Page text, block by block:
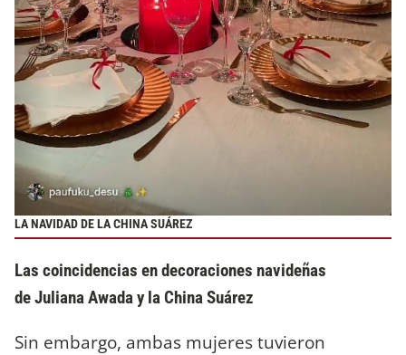
LA NAVIDAD DE LA CHINA SUÁREZ
Las coincidencias en decoraciones navideñas
de Juliana Awada y la China Suárez
Sin embargo, ambas mujeres tuvieron